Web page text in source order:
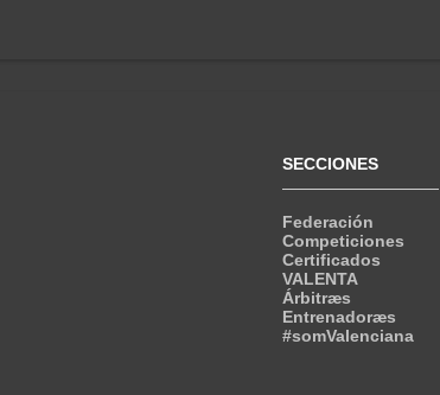
SECCIONES
Federación
Competiciones
Certificados
VALENTA
Árbitræs
Entrenadoræs
#somValenciana